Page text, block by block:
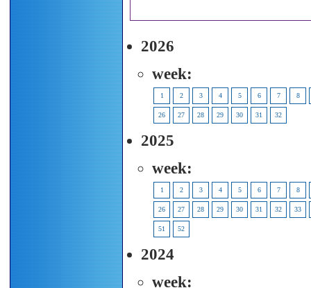
2026
week:
1 2 3 4 5 6 7 8
26 27 28 29 30 31 32
2025
week:
1 2 3 4 5 6 7 8
26 27 28 29 30 31 32 33
51 52
2024
week: